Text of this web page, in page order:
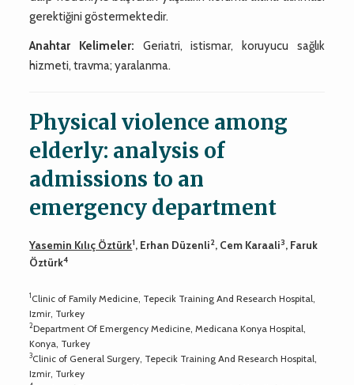
gerektiğini göstermektedir.
Anahtar Kelimeler: Geriatri, istismar, koruyucu sağlık
hizmeti, travma; yaralanma.
Physical violence among
elderly: analysis of
admissions to an
emergency department
Yasemin Kılıç Öztürk1, Erhan Düzenli2, Cem Karaali3, Faruk
Öztürk4
1Clinic of Family Medicine, Tepecik Training And Research Hospital,
Izmir, Turkey
2Department Of Emergency Medicine, Medicana Konya Hospital,
Konya, Turkey
3Clinic of General Surgery, Tepecik Training And Research Hospital,
Izmir, Turkey